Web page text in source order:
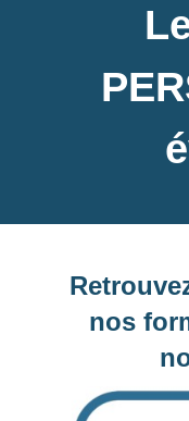
Intra-
Contactez-
nos